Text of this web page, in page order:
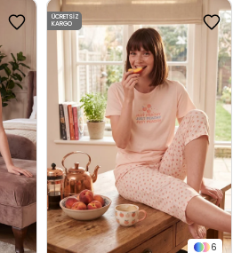
6
ÜCRETSIZ
KARGO